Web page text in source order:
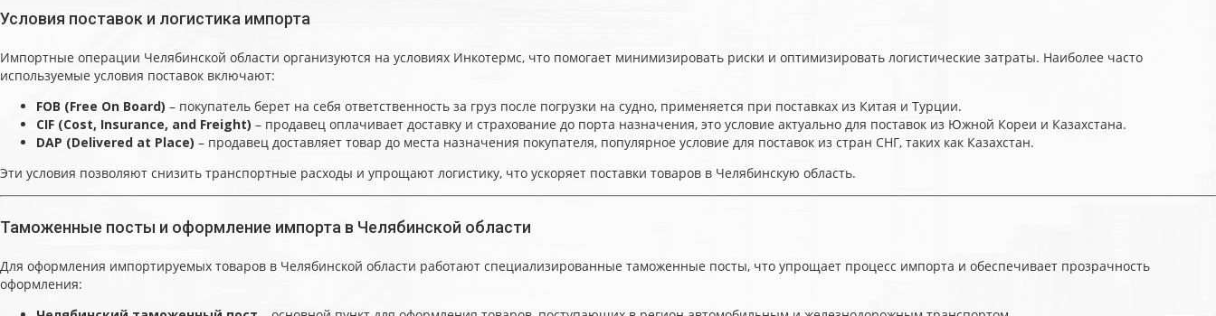
Условия поставок и логистика импорта
Импортные операции Челябинской области организуются на условиях Инкотермс, что помогает минимизировать риски и оптимизировать логистические затраты. Наиболее часто
используемые условия поставок включают:
FOB (Free On Board) – покупатель берет на себя ответственность за груз после погрузки на судно, применяется при поставках из Китая и Турции.
CIF (Cost, Insurance, and Freight) – продавец оплачивает доставку и страхование до порта назначения, это условие актуально для поставок из Южной Кореи и Казахстана.
DAP (Delivered at Place) – продавец доставляет товар до места назначения покупателя, популярное условие для поставок из стран СНГ, таких как Казахстан.
Эти условия позволяют снизить транспортные расходы и упрощают логистику, что ускоряет поставки товаров в Челябинскую область.
Таможенные посты и оформление импорта в Челябинской области
Для оформления импортируемых товаров в Челябинской области работают специализированные таможенные посты, что упрощает процесс импорта и обеспечивает прозрачность
оформления: